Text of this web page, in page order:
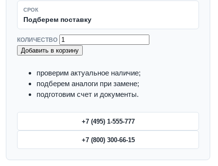
СРОК
Подберем поставку
КОЛИЧЕСТВО
Добавить в корзину
проверим актуальное наличие;
подберем аналоги при замене;
подготовим счет и документы.
+7 (495) 1-555-777
+7 (800) 300-66-15